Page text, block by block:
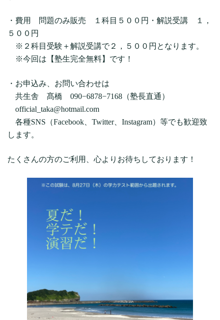
・費用 問題のみ販売 １科目５００円・解説受講 １，
５００円
※２科目受験＋解説受講で２，５００円となります。
※今回は【塾生完全無料】です！
・お申込み、お問い合わせは
共生舎 髙橋 090−6878−7168（塾長直通）
official_taka@hotmail.com
各種SNS（Facebook、Twitter、Instagram）等でも歓迎致
します。
たくさんの方のご利用、心よりお待ちしております！